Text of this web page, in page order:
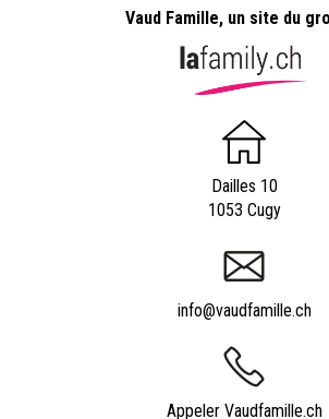
Vaud Famille, un site du
Dailles 10
1053 Cugy
info@vaudfamille.ch
Appeler Vaudfamille.ch